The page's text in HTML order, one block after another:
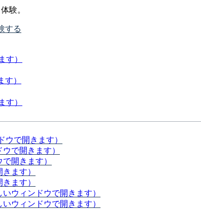
験。
する
す）
す）
す）
ウで開きます）
ウで開きます）
開きます）
ます）
ます）
いウィンドウで開きます）
いウィンドウで開きます）